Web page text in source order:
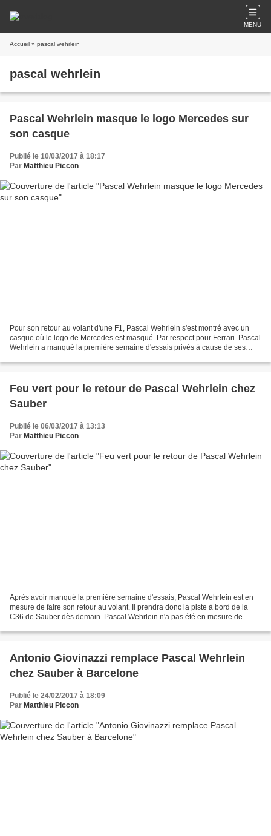
MENU
Accueil » pascal wehrlein
pascal wehrlein
Pascal Wehrlein masque le logo Mercedes sur
son casque
Publié le 10/03/2017 à 18:17
Par Matthieu Piccon
Pour son retour au volant d'une F1, Pascal Wehrlein s'est montré avec un
casque où le logo de Mercedes est masqué. Par respect pour Ferrari. Pascal
Wehrlein a manqué la première semaine d'essais privés à cause de ses
Feu vert pour le retour de Pascal Wehrlein chez
Sauber
Publié le 06/03/2017 à 13:13
Par Matthieu Piccon
Après avoir manqué la première semaine d'essais, Pascal Wehrlein est en
mesure de faire son retour au volant. Il prendra donc la piste à bord de la
C36 de Sauber dès demain. Pascal Wehrlein n'a pas été en mesure de
Antonio Giovinazzi remplace Pascal Wehrlein
chez Sauber à Barcelone
Publié le 24/02/2017 à 18:09
Par Matthieu Piccon